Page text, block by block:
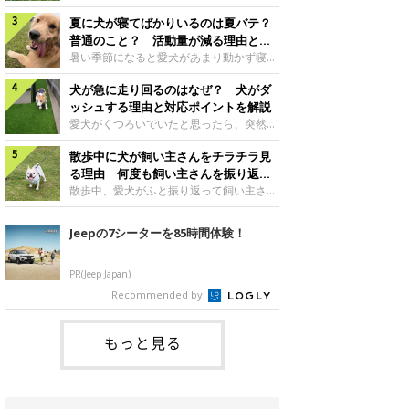
さんもいるかもしれません。今回は、犬が
クーンと鳴く理由や鼻鳴らしの背景、見極
め方と対応のポイントなどについて、いぬ
のきもち獣医師相談室の原 駿太朗先生に
伺いました。クーンと鳴くのはどんな気持
ち？いぬのきもち投稿写真ギャラリー犬が
クーンと小さく鳴くときは、何らかの感情
を伝えようとしている場合があると考えら
れています。大
らない、歩かなくなる』『暑い季節は散歩
の気配を察すると涼しい部屋から出ようと
しない』など散歩に行きたがらないコもい
るようです。愛犬の運動をさせてあげたい
のに、散歩に行きたがらない。このような
場合はどう対応すればよいのでしょうか？
「愛犬が夏に散歩に行きたがらない場合の
対応」について、いぬのきもち獣医師相談
室の白山さとこ先生に聞きました。Q.夏に
犬の散歩に行くときの注意点は？ いぬの
きもち投稿写真ギャラリーーー夏に愛犬と
散歩に行くときは、どのようなことに注意
をするとよい
夏に犬が寝てばかりいるのは夏バテ？
普通のこと？ 活動量が減る理由と対
策とは
暑い季節になると愛犬があまり動かず寝て
ばかりだと感じる飼い主さんはいません
か？その様子に、愛犬が夏バテで疲れてい
るのか、元気がないのかなど不安に感じる
方もいるのではないかと思います。 で
は、犬が寝てばかりいるときに対処が必要
かを見極める方法はあるのでしょうか？
「犬の活動量が夏に減る理由と対策」につ
いて、いぬのきもち獣医師相談室の山口み
き先生に話を聞きました。Q. 夏に犬の活
真ギャラリーーー夏に愛犬の活動量が減る
としてどのようなこ
犬が急に走り回るのはなぜ？ 犬がダ
ッシュする理由と対応ポイントを解説
愛犬がくつろいでいたと思ったら、突然部
屋の中を走り回り始める――そんな様子に
驚いたことはありませんか？ 急な動きに
「何が起きているの？」と戸惑う飼い主さ
んも多いでしょう。落ち着いていたはずな
のに、急にスイッチが入ったように見える
と不安になることもあります。今回は、犬
が急に走り回る理由や見極め方などについ
先生に伺いました。犬が急に走り回るのは
よくある行動？いぬのきもち投稿写真ギャ
ラリー犬が突然走り回る行動は、必ずしも
珍しいものではないと考えられています。
体にたまったエ
散歩中に犬が飼い主さんをチラチラ見
る理由 何度も飼い主さんを振り返る
のはなぜ？
散歩中、愛犬がふと振り返って飼い主さん
の様子を確認する…そんな場面に心当たり
はありませんか？ 何度もチラチラ見られ
ると、「何か気になることがあるの？」
ことがあるかもしれません。愛犬が歩きな
がら飼い主さんを振り返るしぐさには、ど
んな気持ちが隠れているのでしょうか。今
回は、犬が散歩中に飼い主さんを確認する
理由や注意すべきサインの見極めかた、対
応のポイントなどについて、いぬのきもち
獣医師相談室の原 駿太朗先生に伺いまし
Jeepの7シーターを85時間体験！
PR(Jeep Japan)
Recommended by
もっと見る